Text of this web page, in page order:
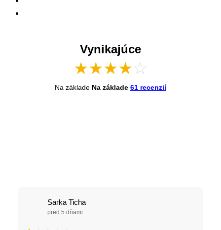
Vynikajúce
★★★★☆
Na základe Na základe 61 recenzií
Sarka Ticha
pred 5 dňami